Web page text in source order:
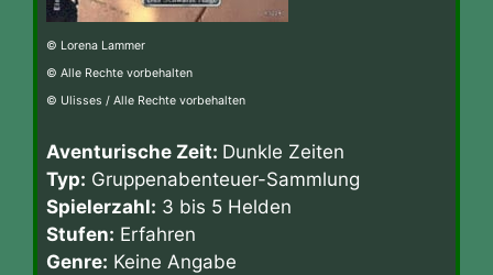
© Lorena Lammer
© Alle Rechte vorbehalten
© Ulisses / Alle Rechte vorbehalten
Aventurische Zeit: Dunkle Zeiten
Typ: Gruppenabenteuer-Sammlung
Spielerzahl: 3 bis 5 Helden
Stufen: Erfahren
Genre: Keine Angabe